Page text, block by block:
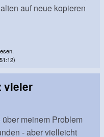
auf neue kopieren
vieler
meinem Problem
- aber vielleicht